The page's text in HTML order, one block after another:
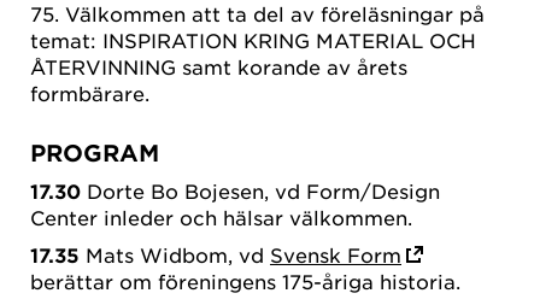
75. Välkommen att ta del av föreläsningar på
temat: INSPIRATION KRING MATERIAL OCH
ÅTERVINNING samt korande av årets
formbärare.
PROGRAM
17.30 Dorte Bo Bojesen, vd Form/Design
Center inleder och hälsar välkommen.
17.35 Mats Widbom, vd Svensk Form
berättar om föreningens 175-åriga historia.